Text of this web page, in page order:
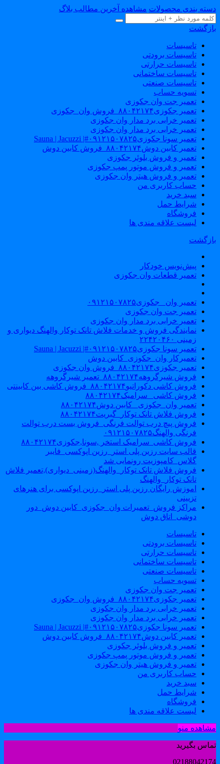
بندی محصولات مشاهده آخرین مطالب بلاگ
تاسیسات
تاسیسات برودتی
تاسیسات حرارتی
تاسیسات ساختمانی
تاسیسات صنعتی
تسویه حساب
تعمیر جت وان جکوزی
تعمیر جکوزی۸۸۰۴۲۱۷۴_فروش وان_جکوزی
تعمیر خرابی برد مدار وان جکوزی
تعمیر خرابی برد مدار وان جکوزی
تعمیر سونا جکوزی۰۹۱۲۱۵۰۷۸۲۵#| Sauna | Jacuzzi
تعمیر کابین دوش۸۸۰۴۲۱۷۴_فروش کابین دوش
تعمیر و فروش بلوئر جکوزی
تعمیر و فروش موتور پمپ جکوزی
تعمیر و فروش هیتر وان جکوزی
حساب کاربری من
سبد خرید
شرایط حمل
فروشگاه
لیست علاقه مندی ها
پیش‌نویس خودکار
تعمیر قطعات وان جکوزی
تعمیر وان _جکوزی۰۹۱۲۱۵۰۷۸۲۵
تعمیر جت وان جکوزی
تعمیر خرابی برد مدار وان جکوزی
نمایندگی فروش و خدمات فلاش تانک توکار والهنگ دیواری و
زمینی ۲۲۴۲۰۴۶۰
تعمیر سونا جکوزی۰۹۱۲۱۵۰۷۸۲۵#| Sauna | Jacuzzi
تعمیرکار وان_جکوزی_کابین دوش
تعمیر جکوزی۸۸۰۴۲۱۷۴_فروش وان جکوزی
فروش شیرگروهه۸۸۰۴۲۱۷۴_تعمیر شیرگروهه
فروش کاشی دکوراتیو۸۸۰۴۲۱۷۴_فروش کاشی بین کابینتی
فروش کاشی _سرامیک۸۸۰۴۲۱۷۴
تعمیر وان_جکوزی_ کابین دوش۸۸۰۴۲۱۷۴
فروش فلاش تانک توکار_گبریت۸۸۰۴۲۱۷۴
فروش پیچ درب توالت فرنگی_فروش بست درب توالت
فرنگی والهنگ۰۹۱۲۱۵۰۷۸۲۵
فروش کاشی_سرامیک استخر ,سونا,جکوزی۸۸۰۴۲۱۷۴
قالب سایت رزین پلی استر_رزین اپوکسی_فایبر
گلاس_کامپوزیت رونمایی شد
فروش فلاش تانک توکار_والهنگ(زمینی_دیواری),تعمیر فلاش
تانک توکار_والهنگ
اموزش رایگان رزین پلی استر_رزین اپوکسی برای هنرهای
تزیینی
مراکز فروش_تعمیرات وان_جکوزی_کابین دوش_دور
دوشی_اتاق دوش
تاسیسات
تاسیسات برودتی
تاسیسات حرارتی
تاسیسات ساختمانی
تاسیسات صنعتی
تسویه حساب
تعمیر جت وان جکوزی
تعمیر جکوزی۸۸۰۴۲۱۷۴_فروش وان_جکوزی
تعمیر خرابی برد مدار وان جکوزی
تعمیر خرابی برد مدار وان جکوزی
تعمیر سونا جکوزی۰۹۱۲۱۵۰۷۸۲۵#| Sauna | Jacuzzi
تعمیر کابین دوش۸۸۰۴۲۱۷۴_فروش کابین دوش
تعمیر و فروش بلوئر جکوزی
تعمیر و فروش موتور پمپ جکوزی
تعمیر و فروش هیتر وان جکوزی
حساب کاربری من
سبد خرید
شرایط حمل
فروشگاه
لیست علاقه مندی ها
منو
بگیرید